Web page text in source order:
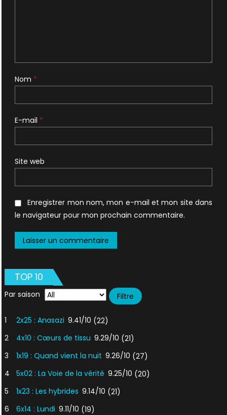
Nom *
E-mail *
Site web
Enregistrer mon nom, mon e-mail et mon site dans
le navigateur pour mon prochain commentaire.
TOP 10
Par saison
1 2x25 : Anasazi 9.41/10 (22)
2
4x10 : Cœurs de tissu 9.29/10 (21)
3
1x19 : Quand vient la nuit 9.26/10 (27)
4
5x02 : La Voie de la vérité 9.25/10 (20)
5
1x23 : Les hybrides 9.14/10 (21)
6
6x14 : Lundi 9.11/10 (19)